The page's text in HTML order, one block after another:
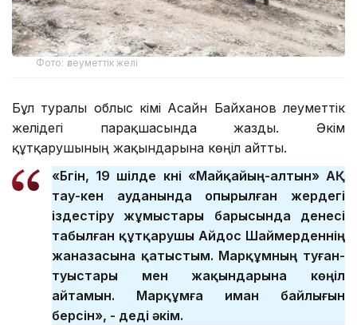
Фото: әлеуметтік желі
Бұл туралы облыс әкімі Асайн Байханов әлеуметтік
желідегі парақшасында жазды. Әкім
құтқарушының жақындарына көңіл айтты.
«Бүгін, 19 шілде күні «Майқайың-алтын» АҚ
тау-кен ауданында опырылған жердегі
іздестіру жұмыстары барысында денесі
табылған құтқарушы Айдос Шаймерденнің
жаназасына қатыстым. Марқұмның туған-
туыстары мен жақындарына көңіл
айтамын. Марқұмға иман байлығын
берсін», - деді әкім.